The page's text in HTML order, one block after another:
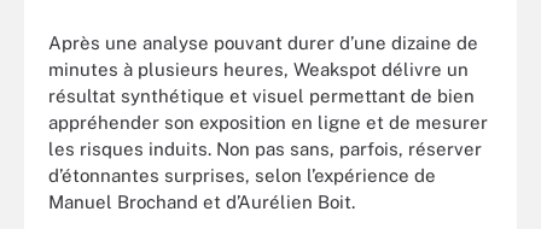
Après une analyse pouvant durer d’une dizaine de
minutes à plusieurs heures, Weakspot délivre un
résultat synthétique et visuel permettant de bien
appréhender son exposition en ligne et de mesurer
les risques induits. Non pas sans, parfois, réserver
d’étonnantes surprises, selon l’expérience de
Manuel Brochand et d’Aurélien Boit.